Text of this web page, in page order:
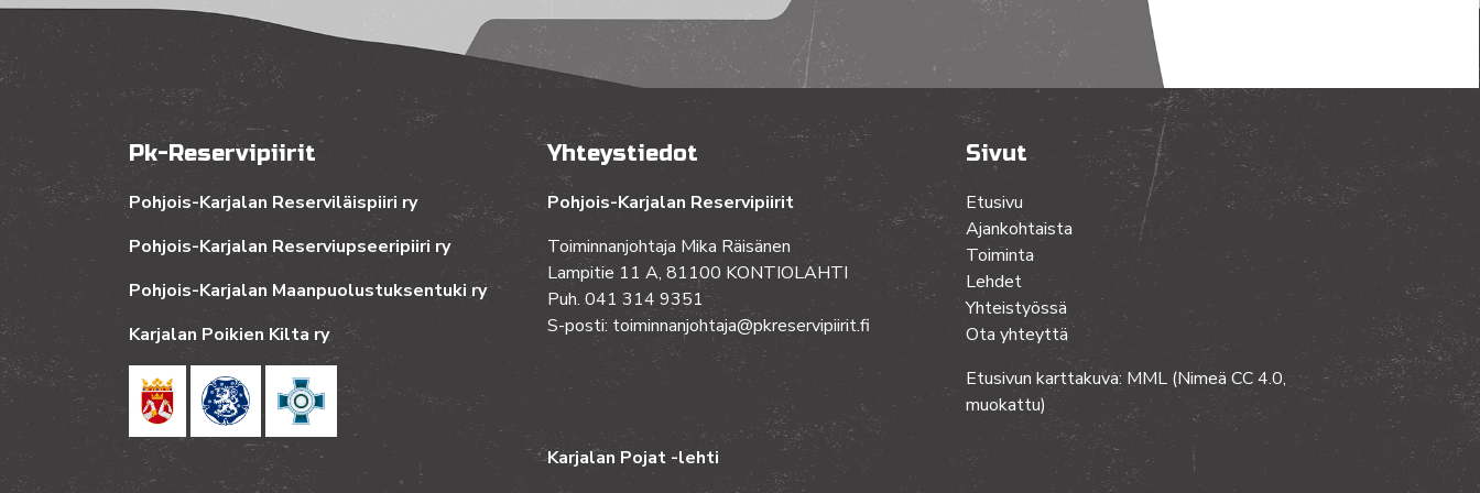
Pk-Reservipiirit
Pohjois-Karjalan Reserviläispiiri ry
Pohjois-Karjalan Reserviupseeripiiri ry
Pohjois-Karjalan Maanpuolustuksentuki ry
Karjalan Poikien Kilta ry
Yhteystiedot
Pohjois-Karjalan Reservipiirit
Toiminnanjohtaja Mika Räisänen
Lampitie 11 A, 81100 KONTIOLAHTI
Puh. 041 314 9351
S-posti: toiminnanjohtaja@pkreservipiirit.fi
Karjalan Pojat -lehti
Sivut
Etusivu
Ajankohtaista
Toiminta
Lehdet
Yhteistyössä
Ota yhteyttä
Etusivun karttakuva: MML (Nimeä CC 4.0,
muokattu)